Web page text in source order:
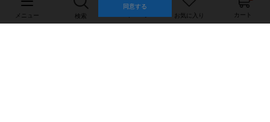
メニュー 検索 お気に入り カート
同意する